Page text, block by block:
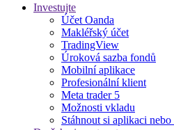
Investujte
Účet Oanda
Makléřský účet
TradingView
Úroková sazba fondů
Mobilní aplikace
Profesionální klient
Meta trader 5
Možnosti vkladu
Stáhnout si aplikaci